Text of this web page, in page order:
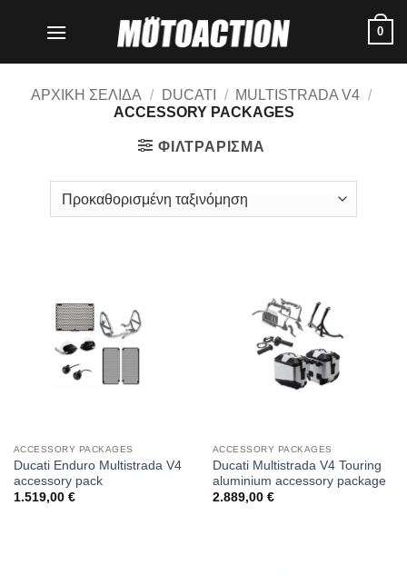
0
ΑΡΧΙΚΗ ΣΕΛΙΔΑ / DUCATI / MULTISTRADA V4 /
ACCESSORY PACKAGES
ΦΙΛΤΡΑΡΙΣΜΑ
ACCESSORY PACKAGES
Ducati Enduro Multistrada V4
accessory pack
1.519,00 €
ACCESSORY PACKAGES
Ducati Multistrada V4 Touring
aluminium accessory package
2.889,00 €